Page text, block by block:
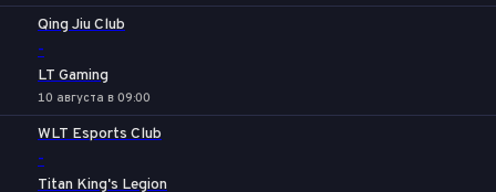
Qing Jiu Club
-
LT Gaming
10 августа в 09:00
WLT Esports Club
-
Titan King's Legion